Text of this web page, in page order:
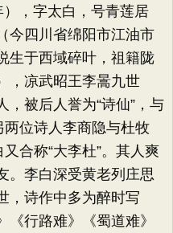
，字太白，号青莲居
今四川省绵阳市江油市
生于西域碎叶，祖籍陇
，凉武昭王李暠九世
被后人誉为“诗仙”，与
两位诗人李商隐与杜牧
合称“大李杜”。其人爽
。李白深受黄老列庄思
，诗作中多为醉时写
行路难》《蜀道难》